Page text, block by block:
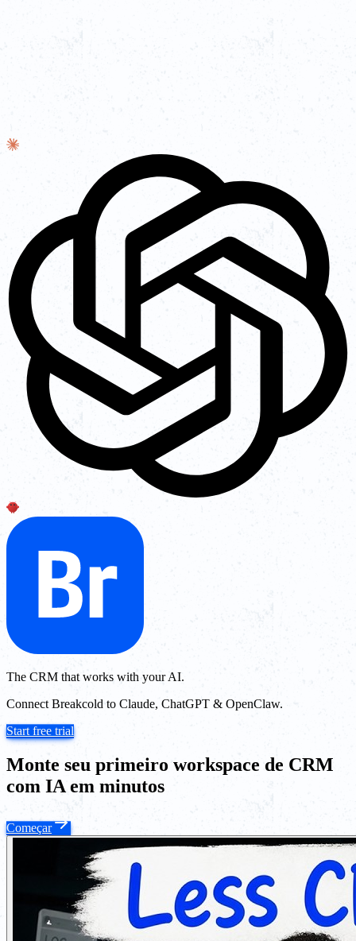
The CRM that works with your AI.
Connect Breakcold to Claude, ChatGPT & OpenClaw.
Start free trial
Monte seu primeiro workspace de CRM
com IA em minutos
Começar